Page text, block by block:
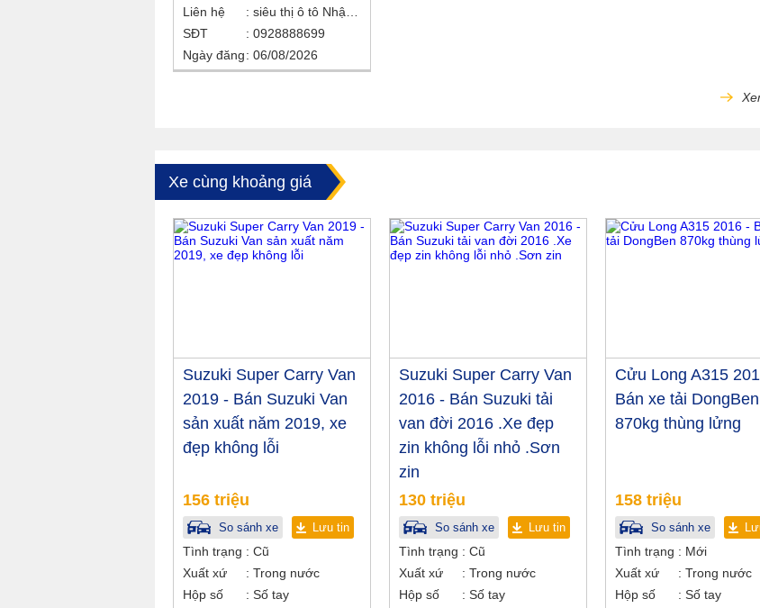
Liên hệ
SĐT
0928888699
Ngày đăng
06/08/2026
Xe cùng khoảng giá
Suzuki Super Carry Van
2019 - Bán Suzuki Van
sản xuất năm 2019, xe
đẹp không lỗi
156 triệu
So sánh xe Lưu tin
Tình trạng
Cũ
Xuất xứ
Trong nước
Hộp số
Số tay
Suzuki Super Carry Van
2016 - Bán Suzuki tải
van đời 2016 .Xe đẹp
zin không lỗi nhỏ .Sơn
zin
130 triệu
So sánh xe Lưu tin
Tình trạng
Cũ
Xuất xứ
Trong nước
Hộp số
Số tay
Cửu Long A315
Bán xe tải DongBen
870kg thùng lửng
158 triệu
So sánh xe
Tình trạng
Mới
Xuất xứ
Trong nước
Hộp số
Số tay